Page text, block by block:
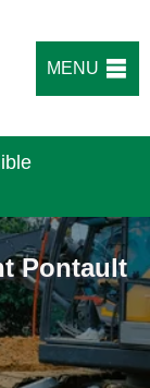
MENU
Pontault